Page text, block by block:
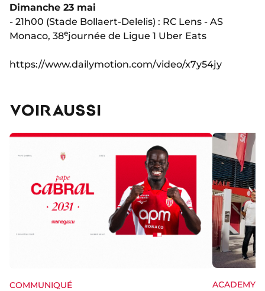
Dimanche 23 mai
- 21h00 (Stade Bollaert-Delelis) : RC Lens - AS
Monaco, 38ejournée de Ligue 1 Uber Eats
https://www.dailymotion.com/video/x7y54jy
VOIR AUSSI
COMMUNIQUÉ ACADEMY